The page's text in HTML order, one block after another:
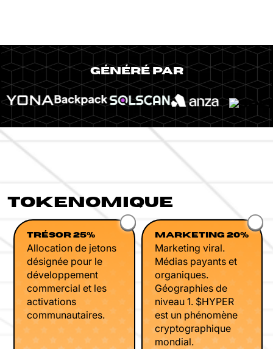
GÉNÉRÉ PAR
TOKENOMIQUE
TRÉSOR 25%
Allocation de jetons
désignée pour le
développement
commercial et les
activations
communautaires.
MARKETING 20%
Marketing viral.
Médias payants et
organiques.
Géographies de
niveau 1. $HYPER
est un phénomène
cryptographique
mondial.